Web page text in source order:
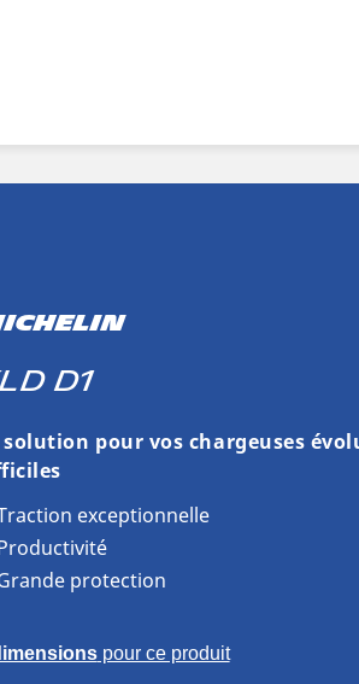
D1
solution pour vos chargeuses
exceptionnelle
protection
pour ce produit